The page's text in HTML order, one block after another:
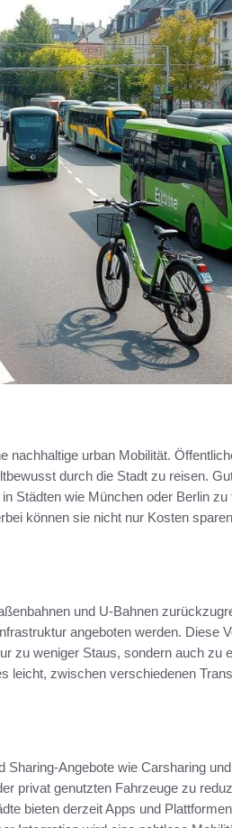
nachhaltige urban Mobilität.
durch die Stadt zu reisen.
Städten wie München oder Berlin zu
können sie nicht nur Kosten
und U-Bahnen
angeboten werden. Diese
zu weniger Staus, sondern auch zu
leicht, zwischen verschiedenen
Angebote wie Carsharing
privat genutzten Fahrzeuge zu
bieten derzeit Apps und